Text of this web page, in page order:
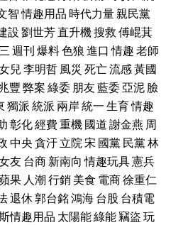
智情趣用品 時代力量親民黨
設劉世芳直升機搜救傅崐萁
週刊爆料色狼進口 情趣老師
兒李明哲風災 死亡流感黃國
豐弊案綠委朋友藍委亞泥臉
獨派統派 兩岸統一生育情趣
彰化經費重機國道謝金燕 周
中央貪汙立院宋 國黨民黨林
友台商新南向 情趣玩具憲兵
果 人潮行銷美食 電商徐重仁
退休郭台銘鴻海台股 台積電
情趣用品 太陽能綠能竊盜玩